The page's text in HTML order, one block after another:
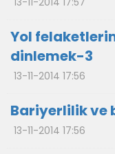
Yol
dinlemek-3
13-11-2014 17:56
Bariyerlilik ve
13-11-2014 17:56